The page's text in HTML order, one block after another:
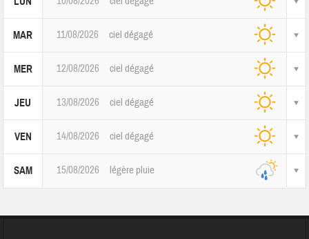
MAR 11/08/2026 ciel dégagé
MER 12/08/2026 ciel dégagé
JEU 13/08/2026 ciel dégagé
VEN 14/08/2026 ciel dégagé
SAM 15/08/2026 légère pluie